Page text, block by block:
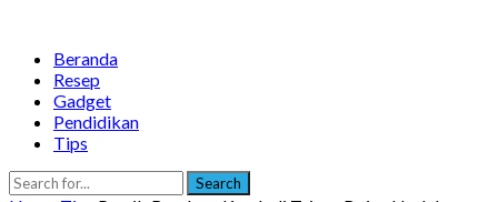
Beranda
Resep
Gadget
Pendidikan
Tips
Search